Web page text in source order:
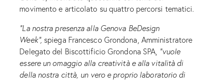
movimento e articolato su quattro percorsi tematici.
“La nostra presenza alla Genova BeDesign
Week”,spiega Francesco Grondona, Amministratore
Delegato del Biscottificio Grondona SPA, “vuole
essere un omaggio alla creatività e alla vitalità di
della nostra città, un vero e proprio laboratorio di